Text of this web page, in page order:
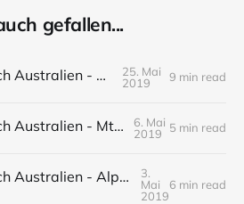
gefallen...
Roadtrip durch Australien - Canberra
25. Mai
2019
9 min read
Roadtrip durch Australien - Mt Kosciuszko
6. Mai
2019
5 min read
Roadtrip durch Australien - Alpine National Park
3.
Mai
2019
6 min read